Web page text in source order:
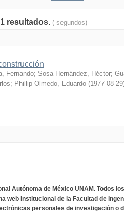
resultados. ( segundos)
Fernando; Sosa Hernández, Héctor;
; Phillip Olmedo, Eduardo (1977-08-29
Autónoma de México UNAM. Todos
web institucional de la Facultad de
personales de investigación o